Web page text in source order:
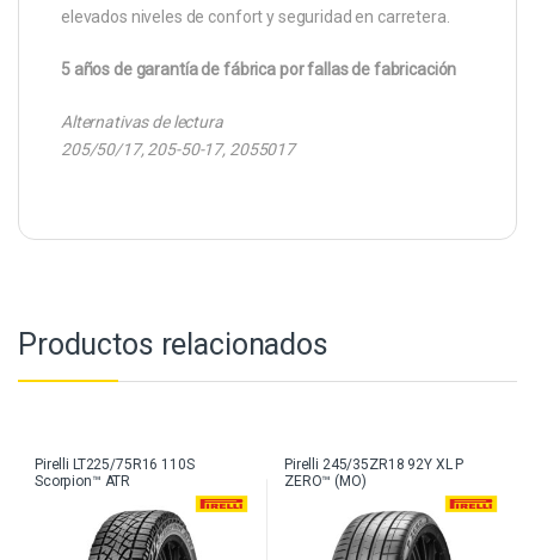
elevados niveles de confort y seguridad en carretera.
5 años de garantía de fábrica por fallas de fabricación
Alternativas de lectura
205/50/17, 205-50-17, 2055017
Productos relacionados
Pirelli LT225/75R16 110S
Scorpion™ ATR
Pirelli 245/35ZR18 92Y XL P
ZERO™ (MO)